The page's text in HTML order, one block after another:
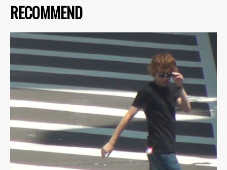
RECOMMEND